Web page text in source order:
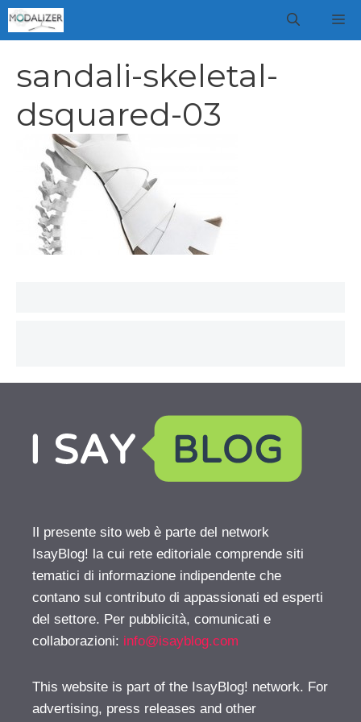
Vai
al
sandali-skeletal-
dsquared-03
Il presente sito web è parte del network
IsayBlog! la cui rete editoriale comprende siti
tematici di informazione indipendente che
contano sul contributo di appassionati ed esperti
del settore. Per pubblicità, comunicati e
collaborazioni: info@isayblog.com
This website is part of the IsayBlog! network. For
advertising, press releases and other